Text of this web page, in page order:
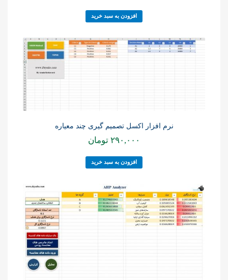
افزودن به سبد خرید
نرم افزار اکسل تصمیم گیری چند معیاره
۲۹۰,۰۰۰ تومان
افزودن به سبد خرید